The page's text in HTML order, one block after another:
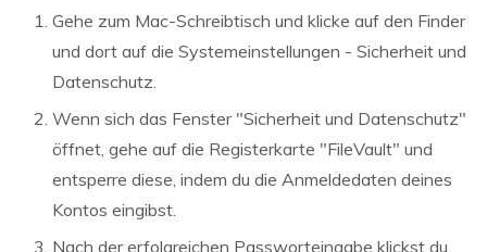
Gehe zum Mac-Schreibtisch und klicke auf den Finder
und dort auf die Systemeinstellungen - Sicherheit und
Datenschutz.
Wenn sich das Fenster "Sicherheit und Datenschutz"
öffnet, gehe auf die Registerkarte "FileVault" und
entsperre diese, indem du die Anmeldedaten deines
Kontos eingibst.
Nach der erfolgreichen Passworteingabe klickst du